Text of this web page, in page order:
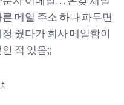
메일 주소 하나 파두면
줬다가 회사 메일함이
적 있음;;